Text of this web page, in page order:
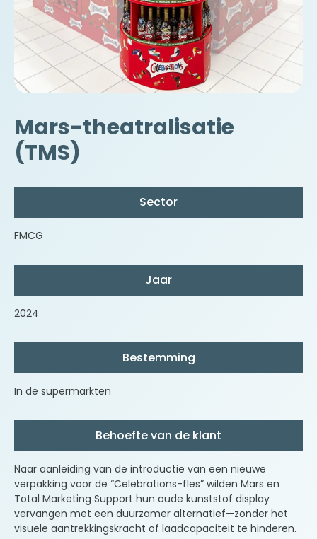
Mars-theatralisatie
(TMS)
Sector
FMCG
Jaar
2024
Bestemming
In de supermarkten
Behoefte van de klant
Naar aanleiding van de introductie van een nieuwe
verpakking voor de “Celebrations-fles” wilden Mars en
Total Marketing Support hun oude kunststof display
vervangen met een duurzamer alternatief—zonder het
visuele aantrekkingskracht of laadcapaciteit te hinderen.